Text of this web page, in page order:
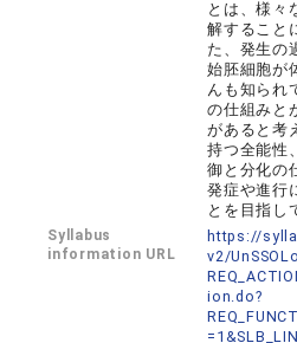
とは、様々
解すること
た、発生の
始胚細胞が
んも知られ
の仕組みと
があると考
持つ全能性
御と分化の
発症や進行
とを目指し
Syllabus
information URL
https://
v2/
ion.do?